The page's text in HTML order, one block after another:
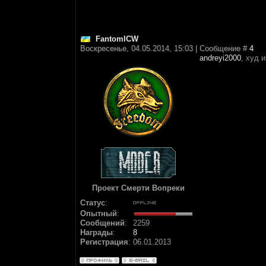
FantomICW
Воскресенье, 04.05.2014, 15:03 | Сообщение # 4
Проект Смерти Вопреки
Статус:
Опытный:
Сообщений:
2259
Награды:
8
Регистрация: 06.01.2013
andreyi2000, худ